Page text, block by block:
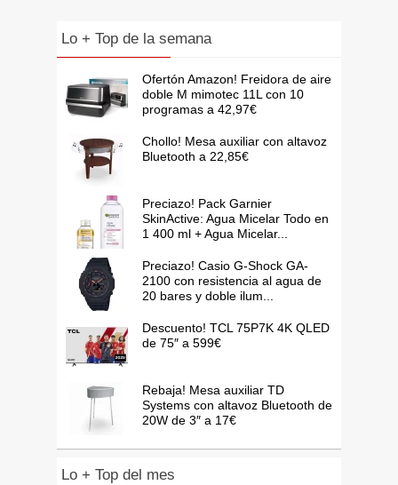
Lo + Top de la semana
Ofertón Amazon! Freidora de aire
doble M mimotec 11L con 10
programas a 42,97€
Chollo! Mesa auxiliar con altavoz
Bluetooth a 22,85€
Preciazo! Pack Garnier
SkinActive: Agua Micelar Todo en
1 400 ml + Agua Micelar...
Preciazo! Casio G-Shock GA-
2100 con resistencia al agua de
20 bares y doble ilum...
Descuento! TCL 75P7K 4K QLED
de 75″ a 599€
Rebaja! Mesa auxiliar TD
Systems con altavoz Bluetooth de
20W de 3″ a 17€
Lo + Top del mes